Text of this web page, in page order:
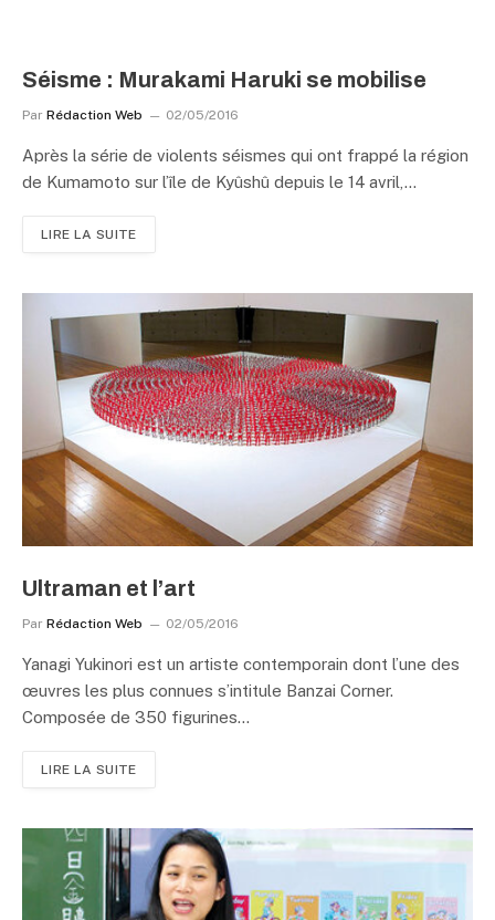
Séisme : Murakami Haruki se mobilise
Par Rédaction Web 02/05/2016
Après la série de violents séismes qui ont frappé la région
de Kumamoto sur l’île de Kyûshû depuis le 14 avril,…
LIRE LA SUITE
Ultraman et l’art
Par Rédaction Web 02/05/2016
Yanagi Yukinori est un artiste contemporain dont l’une des
œuvres les plus connues s’intitule Banzai Corner.
Composée de 350 figurines…
LIRE LA SUITE